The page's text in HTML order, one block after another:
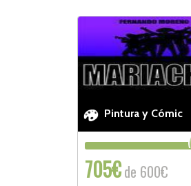
Pintura y Cómic
705€de 600€